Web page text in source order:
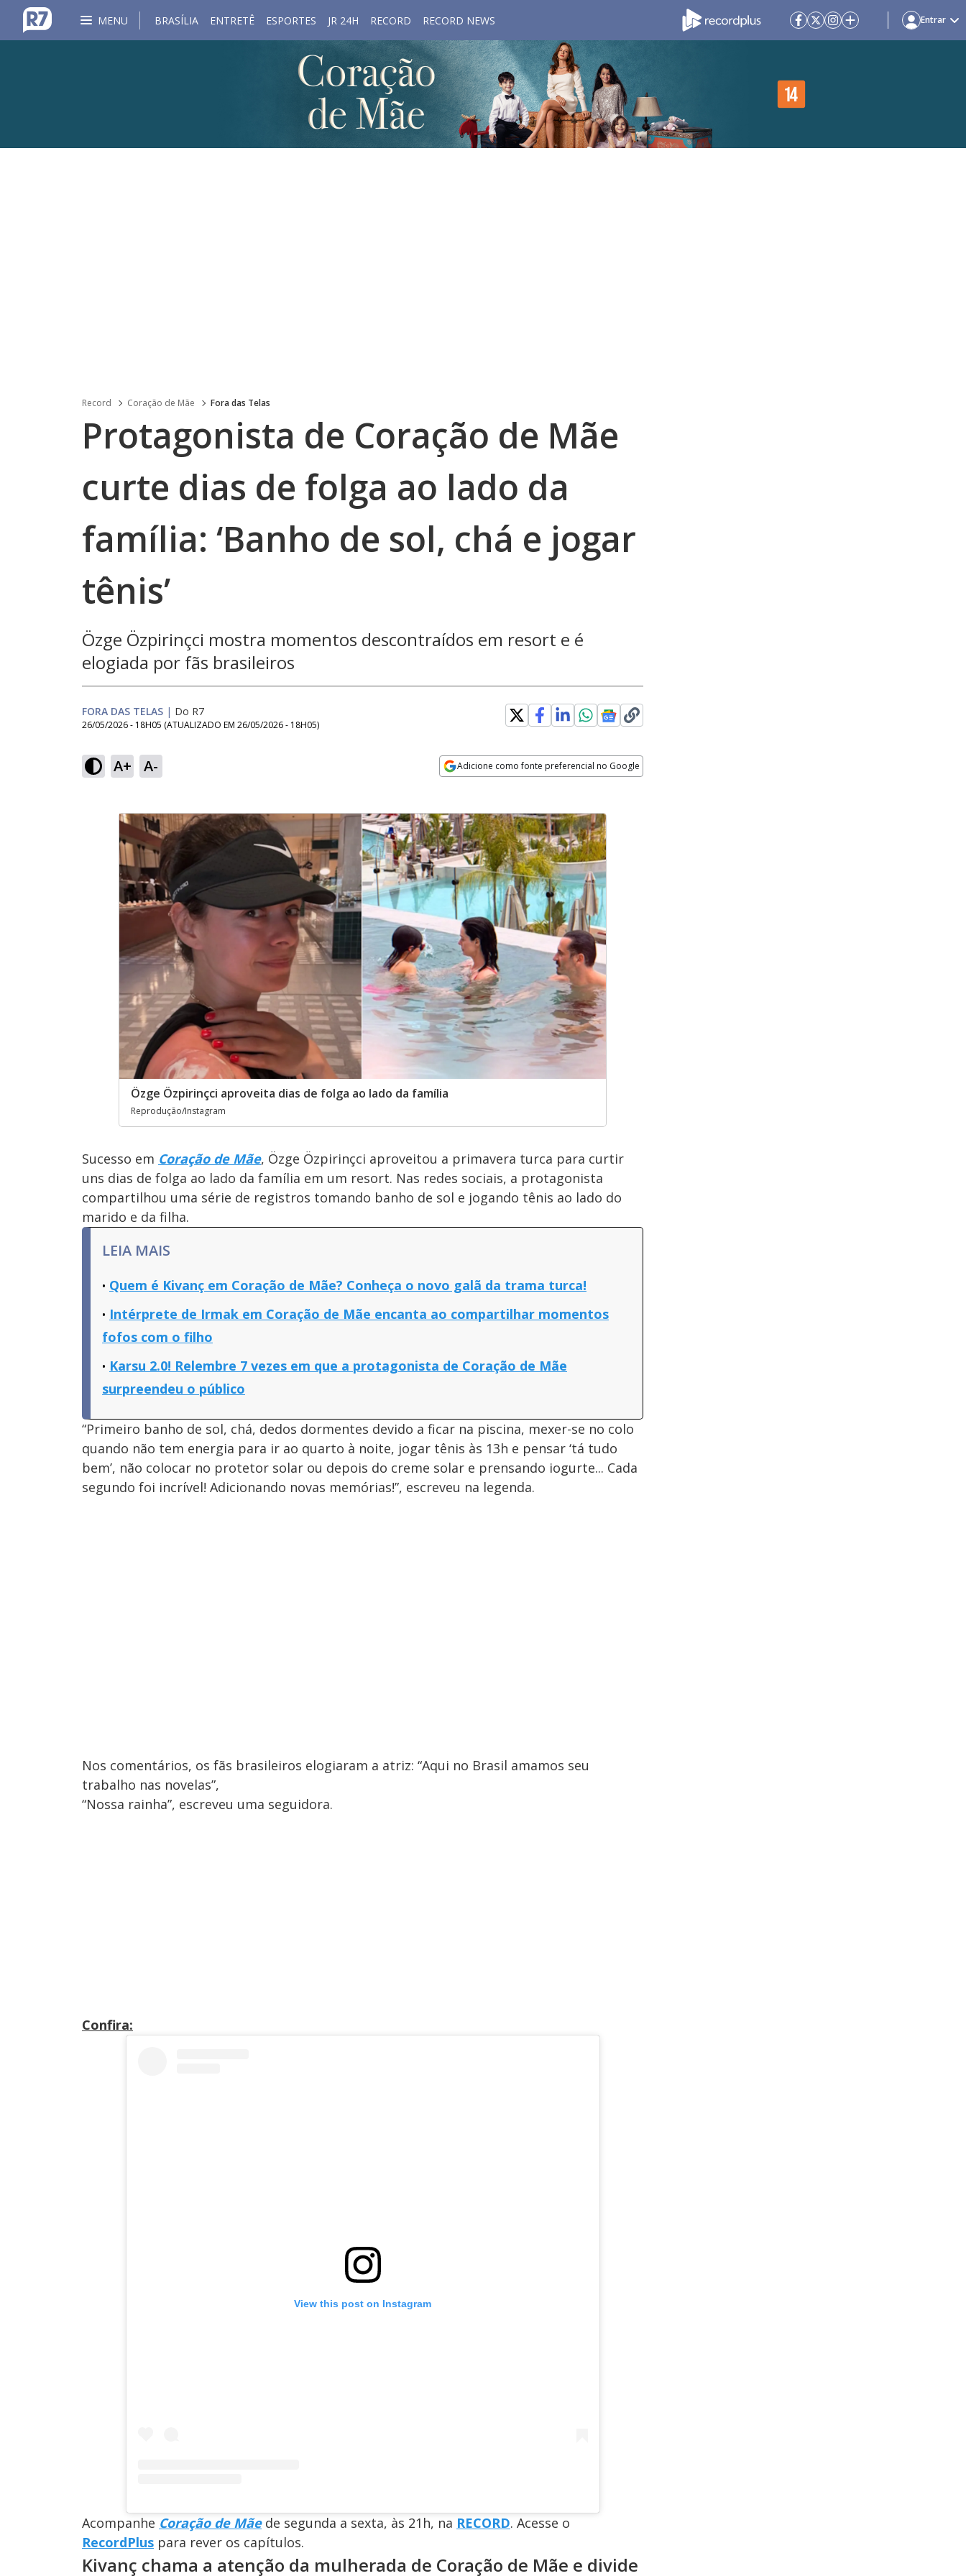
MENU BRASÍLIA ENTRETÊ ESPORTES JR 24H RECORD RECORD NEWS Entrar
Record Coração de Mãe Fora das Telas
Protagonista de Coração de Mãe
curte dias de folga ao lado da
família: ‘Banho de sol, chá e jogar
tênis’
Özge Özpirinçci mostra momentos descontraídos em resort e é
elogiada por fãs brasileiros
FORA DAS TELAS | Do R7
26/05/2026 - 18H05 (ATUALIZADO EM 26/05/2026 - 18H05)
A+ A- Adicione como fonte preferencial no Google
Özge Özpirinçci aproveita dias de folga ao lado da família
Reprodução/Instagram
Sucesso em Coração de Mãe, Özge Özpirinçci aproveitou a primavera turca para curtir
uns dias de folga ao lado da família em um resort. Nas redes sociais, a protagonista
compartilhou uma série de registros tomando banho de sol e jogando tênis ao lado do
marido e da filha.
LEIA MAIS
Quem é Kivanç em Coração de Mãe? Conheça o novo galã da trama turca!
Intérprete de Irmak em Coração de Mãe encanta ao compartilhar momentos
fofos com o filho
Karsu 2.0! Relembre 7 vezes em que a protagonista de Coração de Mãe
surpreendeu o público
“Primeiro banho de sol, chá, dedos dormentes devido a ficar na piscina, mexer-se no colo
quando não tem energia para ir ao quarto à noite, jogar tênis às 13h e pensar ‘tá tudo
bem’, não colocar no protetor solar ou depois do creme solar e prensando iogurte... Cada
segundo foi incrível! Adicionando novas memórias!”, escreveu na legenda.
Nos comentários, os fãs brasileiros elogiaram a atriz: “Aqui no Brasil amamos seu
trabalho nas novelas”,
“Nossa rainha”, escreveu uma seguidora.
Confira:
View this post on Instagram
Acompanhe Coração de Mãede segunda a sexta, às 21h, na RECORD. Acesse o
RecordPlus para rever os capítulos.
Kivanç chama a atenção da mulherada de Coração de Mãe e divide